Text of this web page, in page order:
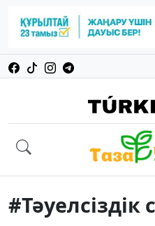
#Тәуелсіздік